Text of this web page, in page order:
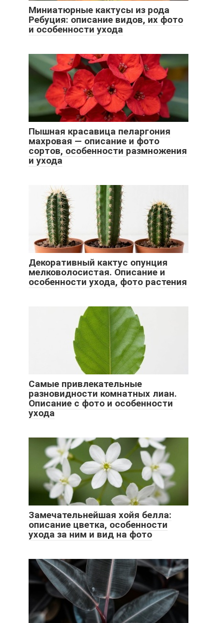
Миниатюрные кактусы из рода
Ребуция: описание видов, их фото
и особенности ухода
Пышная красавица пеларгония
махровая — описание и фото
сортов, особенности размножения
и ухода
Декоративный кактус опунция
мелковолосистая. Описание и
особенности ухода, фото растения
Самые привлекательные
разновидности комнатных лиан.
Описание с фото и особенности
ухода
Замечательнейшая хойя белла:
описание цветка, особенности
ухода за ним и вид на фото